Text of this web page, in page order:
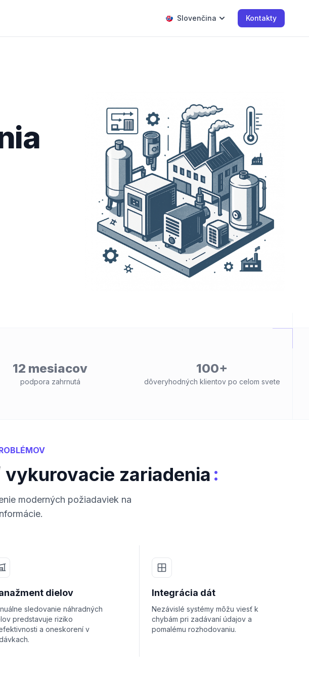
Slovenčina Kontakty
12 mesiacov
podpora zahrnutá
100+
dôveryhodných klientov po celom svete
zariadenia :
moderných požiadaviek na
dielov
sledovanie náhradných
predstavuje riziko
a oneskorení v
Integrácia dát
Nezávislé systémy môžu viesť k
chybám pri zadávaní údajov a
pomalému rozhodovaniu.